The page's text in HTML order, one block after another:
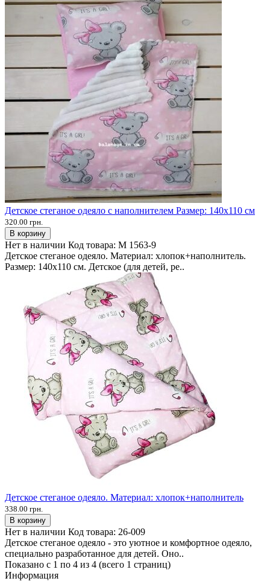
Детское стеганое одеяло с наполнителем Размер: 140х110 см
320.00 грн.
В корзину
Нет в наличии Код товара: M 1563-9
Детское стеганое одеяло. Материал: хлопок+наполнитель.
Размер: 140х110 см. Детское (для детей, ре..
Детское стеганое одеяло. Материал: хлопок+наполнитель
338.00 грн.
В корзину
Нет в наличии Код товара: 26-009
Детское стеганое одеяло - это уютное и комфортное одеяло,
специально разработанное для детей. Оно..
Показано с 1 по 4 из 4 (всего 1 страниц)
Информация